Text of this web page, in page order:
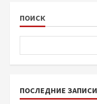
ПОИСК
ПОСЛЕДНИЕ ЗАПИСИ